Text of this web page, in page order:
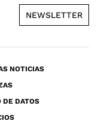
NEWSLETTER
NOTICIAS
DE DATOS